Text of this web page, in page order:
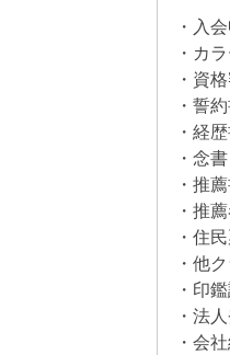
・入
・カ
・資
・誓
・経
・念
・推
・推
・住
・他
・印
・法
・会